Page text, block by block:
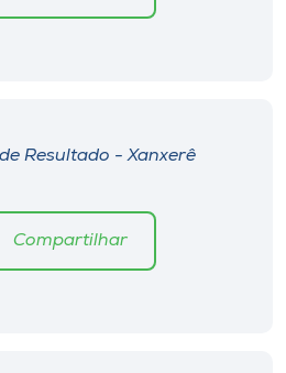
Resultado - Xanxerê
Compartilhar